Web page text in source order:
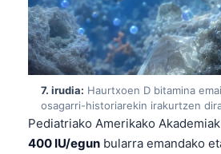
7. irudia: Haurtxoen D bitamina
osagarri-historiarekin irakurtzen
Pediatriako Amerikako
400 IU/egun bularra emandako
Español
Português
Ελληνικά
Türkçe
Română
简体中文